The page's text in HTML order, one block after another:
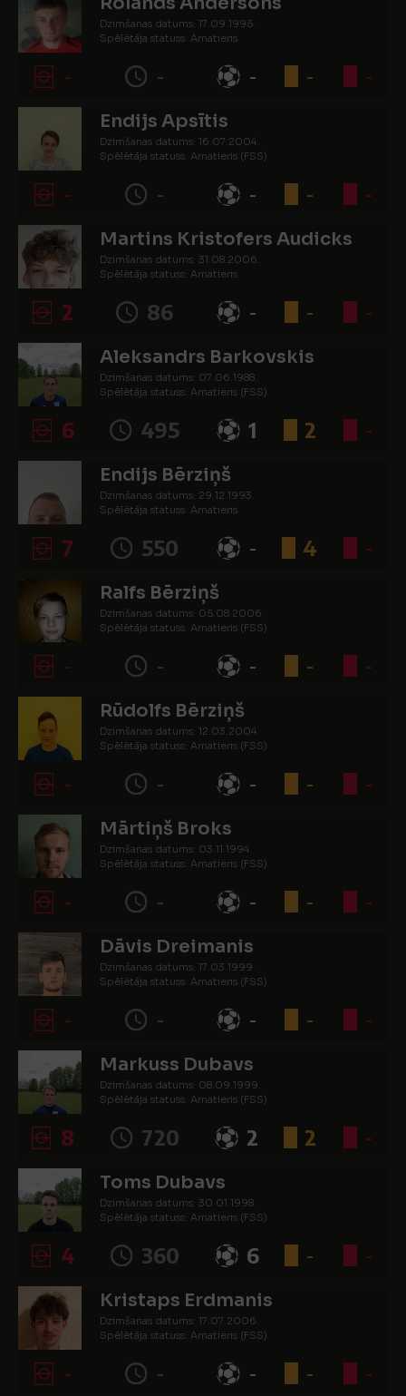
Dzimšanas datums: 17.09.1995.
Spēlētāja statuss: Amatieris
- - - - -
Endijs Apsītis
Dzimšanas datums: 16.07.2004.
Spēlētāja statuss: Amatieris (FSS)
- - - - -
Martins Kristofers Audicks
Dzimšanas datums: 31.08.2006.
Spēlētāja statuss: Amatieris
2 86 - - -
Aleksandrs Barkovskis
Dzimšanas datums: 07.06.1988.
Spēlētāja statuss: Amatieris (FSS)
6 495 1 2 -
Endijs Bērziņš
Dzimšanas datums: 29.12.1993.
Spēlētāja statuss: Amatieris
7 550 - 4 -
Ralfs Bērziņš
Dzimšanas datums: 05.08.2006.
Spēlētāja statuss: Amatieris (FSS)
- - - - -
Rūdolfs Bērziņš
Dzimšanas datums: 12.03.2004.
Spēlētāja statuss: Amatieris (FSS)
- - - - -
Mārtiņš Broks
Dzimšanas datums: 03.11.1994.
Spēlētāja statuss: Amatieris (FSS)
- - - - -
Dāvis Dreimanis
Dzimšanas datums: 17.03.1999.
Spēlētāja statuss: Amatieris (FSS)
- - - - -
Markuss Dubavs
Dzimšanas datums: 08.09.1999.
Spēlētāja statuss: Amatieris (FSS)
8 720 2 2 -
Toms Dubavs
Dzimšanas datums: 30.01.1998.
Spēlētāja statuss: Amatieris (FSS)
4 360 6 - -
Kristaps Erdmanis
Dzimšanas datums: 17.07.2006.
Spēlētāja statuss: Amatieris (FSS)
- - - - -